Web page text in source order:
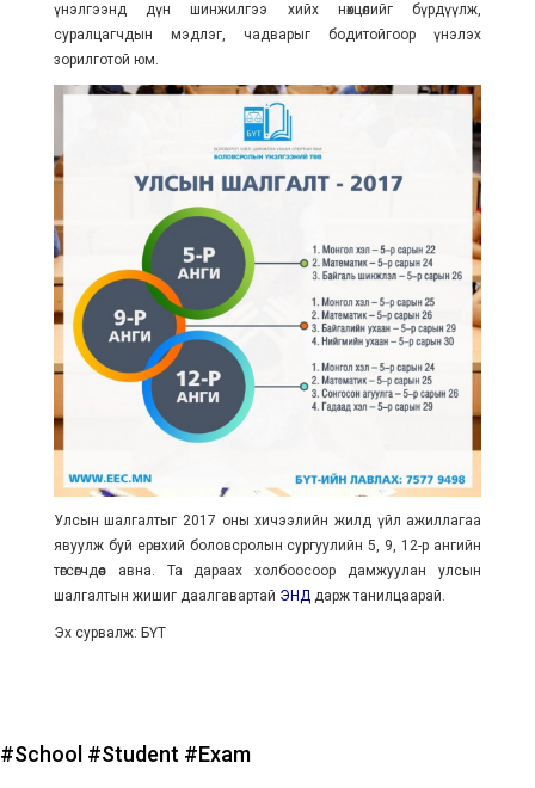
үнэлгээнд дүн шинжилгээ хийх нөхцөлийг бүрдүүлж,
суралцагчдын мэдлэг, чадварыг бодитойгоор үнэлэх
зорилготой юм.
Улсын шалгалтыг 2017 оны хичээлийн жилд үйл ажиллагаа
явуулж буй ерөнхий боловсролын сургуулийн 5, 9, 12-р ангийн
төгсөгчдөөс авна. Та дараах холбоосоор дамжуулан улсын
шалгалтын жишиг даалгавартай ЭНДдарж танилцаарай.
Эх сурвалж: БҮТ
#School #Student #Exam